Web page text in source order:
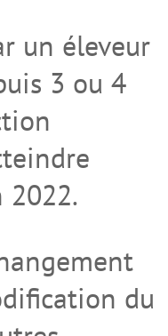
un éleveur
3 ou 4
2022.
du